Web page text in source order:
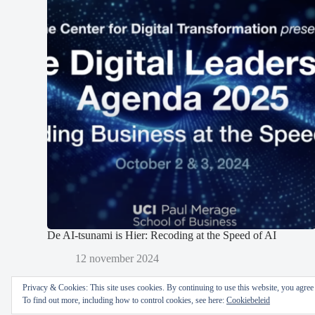
De AI-tsunami is Hier: Recoding at the Speed of AI
12 november 2024
Privacy & Cookies: This site uses cookies. By continuing to use this website, you
To find out more, including how to control cookies, see here: Cookiebeleid